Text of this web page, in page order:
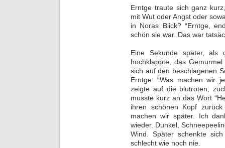
Erntge traute sich ganz
mit Wut oder Angst oder
in Noras Blick? “Erntge,
schön sie war. Das war
Eine Sekunde später,
hochklappte, das
sich auf den beschlagenen
Erntge. “Was machen wir
zeigte auf die blutroten,
musste kurz an das Wort
ihren schönen Kopf
machen wir später. Ich
wieder. Dunkel,
Wind. Später schenkte
schlecht wie noch nie.